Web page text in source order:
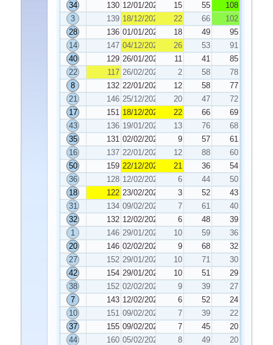
34
130 12/01/2021 15 55
108
3
139 18/12/2020 22 66
102
28
136 01/01/2021 18 49
95
14
147 04/12/2020 26 53
91
40
129 26/01/2021 11 41
85
22
117 26/02/2021 2 58
78
8
132 22/01/2021 12 58
77
21
146 25/12/2020 20 47
72
17
151 18/12/2020 22 66
69
43
136 19/01/2021 13 76
68
35
131 02/02/2021 9 57
61
16
137 22/01/2021 12 88
60
50
159 22/12/2020 21 36
54
36
128 12/02/2021 6 44
50
18
122 23/02/2021 3 52
43
31
134 09/02/2021 7 61
40
32
132 12/02/2021 6 48
39
1
146 29/01/2021 10 59
36
20
146 02/02/2021 9 68
32
27
152 29/01/2021 10 71
30
42
154 29/01/2021 10 51
29
38
152 02/02/2021 9 39
27
7
143 12/02/2021 6 52
24
10
151 09/02/2021 7 39
22
37
155 09/02/2021 7 45
20
44
160 05/02/2021 8 49
20